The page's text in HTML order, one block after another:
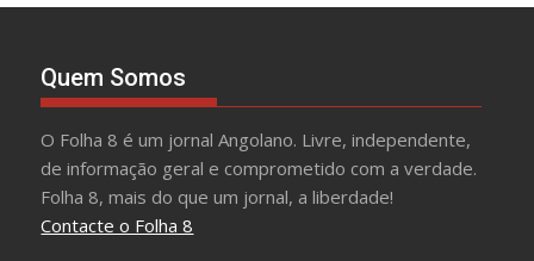
Quem Somos
O Folha 8 é um jornal Angolano. Livre, independente,
de informação geral e comprometido com a verdade.
Folha 8, mais do que um jornal, a liberdade!
Contacte o Folha 8